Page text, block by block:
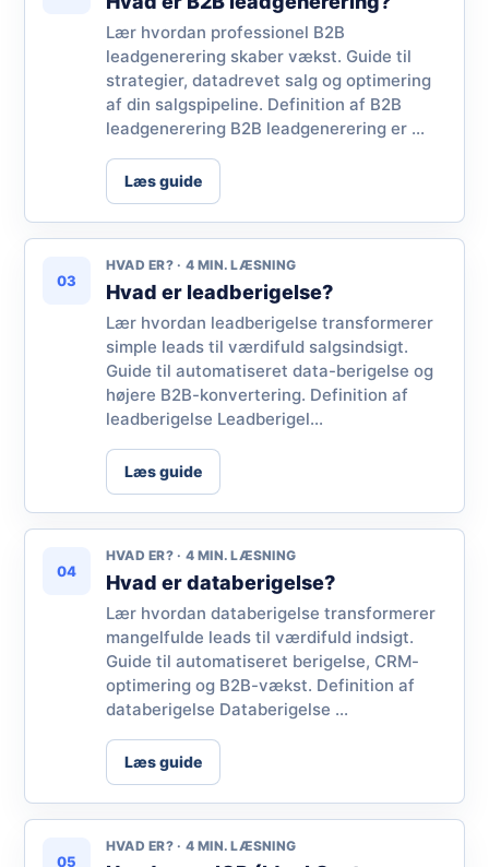
Lær hvordan professionel B2B
leadgenerering skaber vækst. Guide til
strategier, datadrevet salg og optimering
af din salgspipeline. Definition af B2B
leadgenerering B2B leadgenerering er ...
Læs guide
03
HVAD ER? · 4 MIN. LÆSNING
Hvad er leadberigelse?
Lær hvordan leadberigelse transformerer
simple leads til værdifuld salgsindsigt.
Guide til automatiseret data-berigelse og
højere B2B-konvertering. Definition af
leadberigelse Leadberigel...
Læs guide
04
HVAD ER? · 4 MIN. LÆSNING
Hvad er databerigelse?
Lær hvordan databerigelse transformerer
mangelfulde leads til værdifuld indsigt.
Guide til automatiseret berigelse, CRM-
optimering og B2B-vækst. Definition af
databerigelse Databerigelse ...
Læs guide
05
HVAD ER? · 4 MIN. LÆSNING